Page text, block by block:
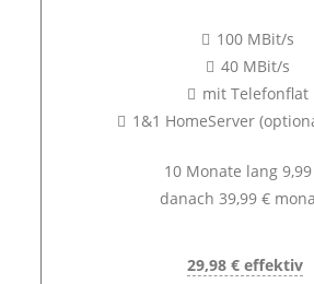
100 MBit/s
40 MBit/s
mit Telefonflat
1&1 HomeServer
10 Monate lang
danach 39,99 €
29,98 € effektiv